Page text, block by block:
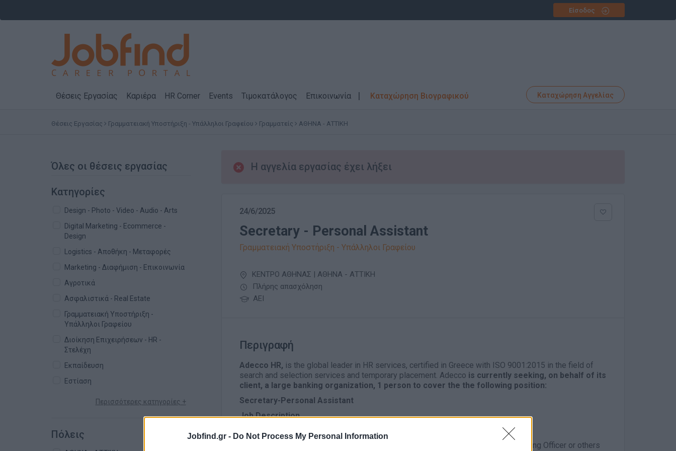
Jobfind.gr - Do Not Process My Personal Information
Είσοδος
Θέσεις Εργασίας Καριέρα HR Corner Events Τιμοκατάλογος Επικοινωνία Καταχώρηση Βιογραφικού Καταχώρηση Αγγελίας
Θέσεις Εργασίας Γραμματειακή Υποστήριξη - Υπάλληλοι Γραφείου Γραμματείς ΑΘΗΝΑ - ΑΤΤΙΚΗ
Όλες οι θέσεις εργασίας
Κατηγορίες
Design - Photo - Video - Audio - Arts
Digital Marketing - Ecommerce -
Design
Logistics - Αποθήκη - Μεταφορές
Marketing - Διαφήμιση - Επικοινωνία
Αγροτικά
Ασφαλιστικά - Real Estate
Γραμματειακή Υποστήριξη -
Υπάλληλοι Γραφείου
Διοίκηση Επιχειρήσεων - HR -
Στελέχη
Εκπαίδευση
Εστίαση
Περισσότερες κατηγορίες +
Πόλεις
Η αγγελία εργασίας έχει λήξει
24/6/2025
Secretary - Personal Assistant
Γραμματειακή Υποστήριξη - Υπάλληλοι Γραφείου
ΚΕΝΤΡΟ ΑΘΗΝΑΣ | ΑΘΗΝΑ - ΑΤΤΙΚΗ
Πλήρης απασχόληση
ΑΕΙ
Περιγραφή
Adecco HR, is the global leader in HR services, certified in Greece with ISO 9001:2015 in the field of
search and selection services and temporary placement. Adecco is currently seeking, on behalf of its
client, a large banking organization, 1 person to cover the the following position:
Secretary-Personal Assistant
Job Description
Managing phone calls and correspondence ( e-mail, letters, packages )
Managing agendas/ travel arrangements/ appointments for Group Chief Marketing Officer or others